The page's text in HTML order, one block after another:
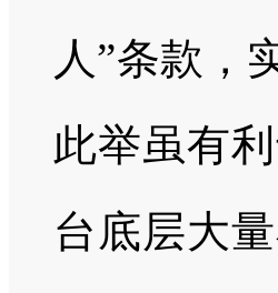
人”条款，
此举虽有
台底层大